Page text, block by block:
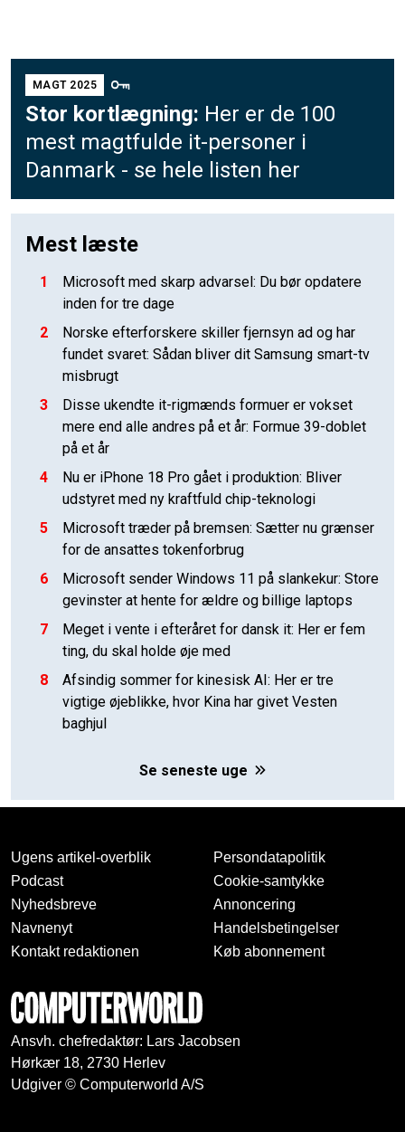
MAGT 2025
Stor kortlægning: Her er de 100
mest magtfulde it-personer i
Danmark - se hele listen her
Mest læste
1
Microsoft med skarp advarsel: Du bør opdatere
inden for tre dage
2
Norske efterforskere skiller fjernsyn ad og har
fundet svaret: Sådan bliver dit Samsung smart-tv
misbrugt
3
Disse ukendte it-rigmænds formuer er vokset
mere end alle andres på et år: Formue 39-doblet
på et år
4
Nu er iPhone 18 Pro gået i produktion: Bliver
udstyret med ny kraftfuld chip-teknologi
5
Microsoft træder på bremsen: Sætter nu grænser
for de ansattes tokenforbrug
6
Microsoft sender Windows 11 på slankekur: Store
gevinster at hente for ældre og billige laptops
7
Meget i vente i efteråret for dansk it: Her er fem
ting, du skal holde øje med
8
Afsindig sommer for kinesisk AI: Her er tre
vigtige øjeblikke, hvor Kina har givet Vesten
baghjul
Se seneste uge
Ugens artikel-overblik
Podcast
Nyhedsbreve
Navnenyt
Kontakt redaktionen
Persondatapolitik
Cookie-samtykke
Annoncering
Handelsbetingelser
Køb abonnement
Ansvh. chefredaktør: Lars Jacobsen
Hørkær 18, 2730 Herlev
Udgiver © Computerworld A/S